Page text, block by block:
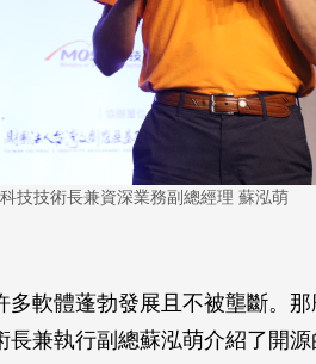
技技術長兼資深業務副總經理 蘇泓萌
多軟體蓬勃發展且不被壟斷。
長兼執行副總蘇泓萌介紹了開